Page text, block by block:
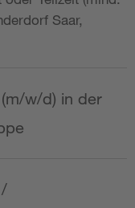
Saar,
w/d) in der